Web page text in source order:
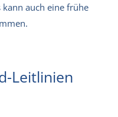
auch eine frühe
Leitlinien